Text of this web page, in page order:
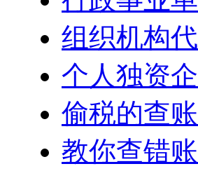
组织机构
个人独资
偷税的查
教你查错